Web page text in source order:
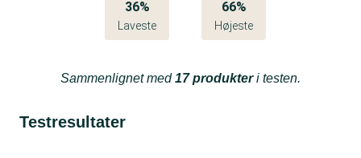
36%
Laveste
66%
Højeste
Sammenlignet med17 produkteri testen.
Testresultater